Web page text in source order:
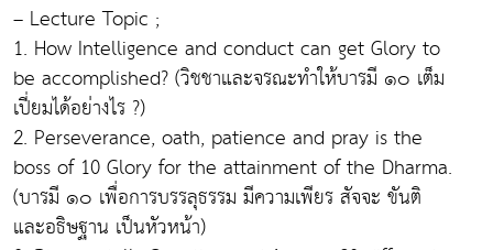
– Lecture Topic ;
1. How Intelligence and conduct can get Glory to
be accomplished? (วิชชาและจรณะทำให้บารมี ๑๐ เต็ม
เปี่ยมได้อย่างไร ?)
2. Perseverance, oath, patience and pray is the
boss of 10 Glory for the attainment of the Dharma.
(บารมี ๑๐ เพื่อการบรรลุธรรม มีความเพียร สัจจะ ขันติ
และอธิษฐาน เป็นหัวหน้า)